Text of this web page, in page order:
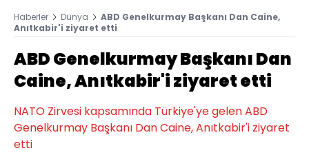
Haberler Dünya
ABD Genelkurmay Başkanı Dan Caine,
Anıtkabir'i ziyaret etti
ABD Genelkurmay Başkanı Dan
Caine, Anıtkabir'i ziyaret etti
NATO Zirvesi kapsamında Türkiye'ye gelen ABD
Genelkurmay Başkanı Dan Caine, Anıtkabir'i ziyaret
etti